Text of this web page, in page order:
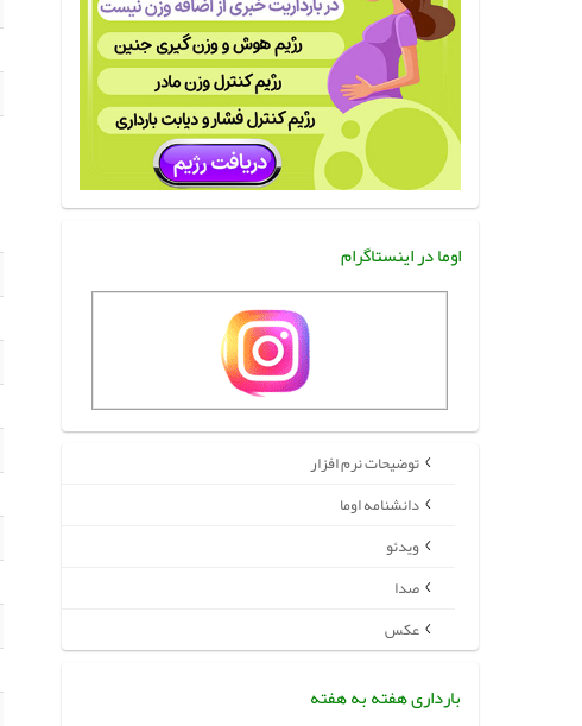
اوما در اینستاگرام
توضیحات نرم افزار
دانشنامه اوما
ویدئو
صدا
عکس
بارداری هفته به هفته